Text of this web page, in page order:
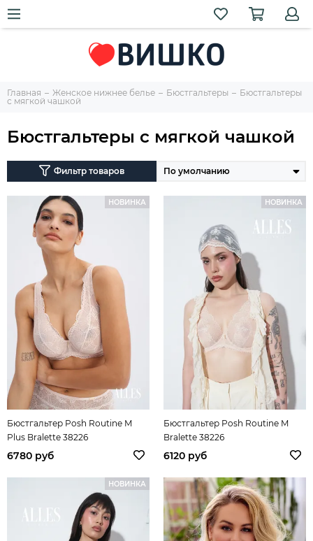
Главная Женское нижнее белье Бюстгальтеры
Бюстгальтеры
с мягкой чашкой
Бюстгальтеры с мягкой чашкой
Фильтр товаров
НОВИНКА
Бюстгальтер Posh Routine M
Plus Bralette 38226
6780 руб
НОВИНКА
Бюстгальтер Posh Routine M
Bralette 38226
6120 руб
НОВИНКА